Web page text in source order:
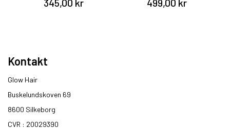
Kontakt
Glow Hair
Buskelundskoven 69
8600 Silkeborg​
CVR : 20029390​